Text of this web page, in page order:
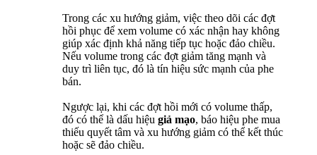
Trong các xu hướng giảm, việc theo dõi các đợt
hồi phục để xem volume có xác nhận hay không
giúp xác định khả năng tiếp tục hoặc đảo chiều.
Nếu volume trong các đợt giảm tăng mạnh và
duy trì liên tục, đó là tín hiệu sức mạnh của phe
bán.
Ngược lại, khi các đợt hồi mới có volume thấp,
đó có thể là dấu hiệu giả mạo, báo hiệu phe mua
thiếu quyết tâm và xu hướng giảm có thể kết thúc
hoặc sẽ đảo chiều.